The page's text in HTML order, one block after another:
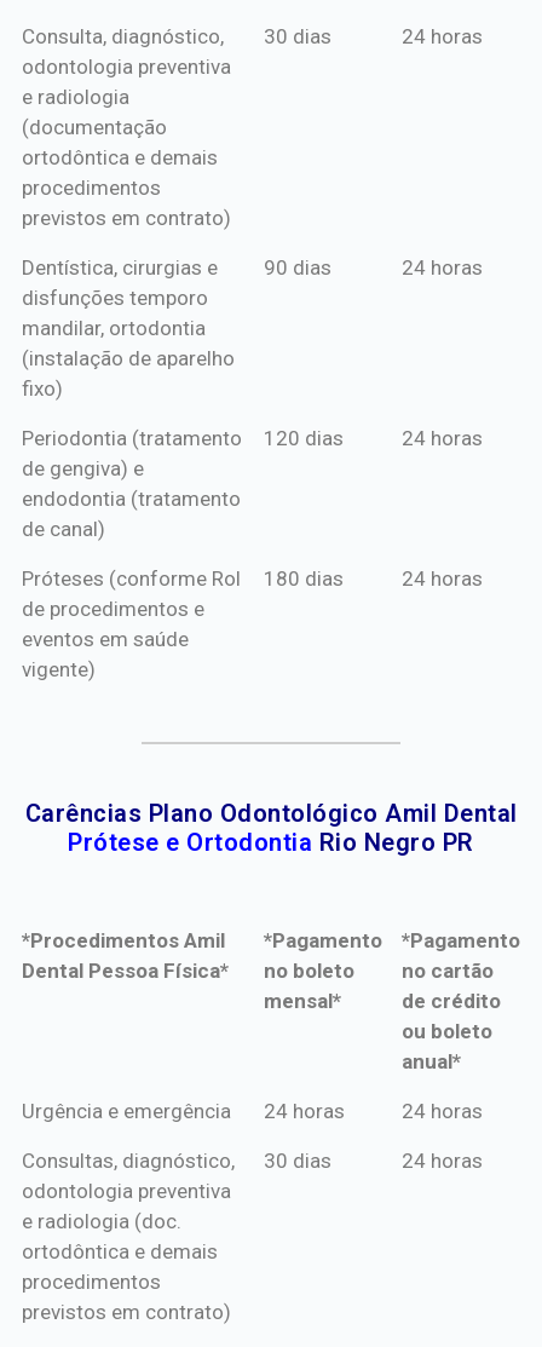
mensal*
de crédito
Consulta, diagnóstico,
odontologia preventiva
e radiologia
(documentação
ortodôntica e demais
procedimentos
previstos em contrato)
30 dias 24 horas
Dentística, cirurgias e
disfunções temporo
mandilar, ortodontia
(instalação de aparelho
fixo)
90 dias 24 horas
Periodontia (tratamento
de gengiva) e
endodontia (tratamento
de canal)
120 dias 24 horas
Próteses (conforme Rol
de procedimentos e
eventos em saúde
vigente)
180 dias 24 horas
Carências Plano Odontológico Amil Dental
Prótese e Ortodontia Rio Negro PR
*Procedimentos Amil
Dental Pessoa Física*
*Pagamento
no boleto
mensal*
*Pagamento
no cartão
de crédito
ou boleto
anual*
*Procedimentos Amil
*Pagamento
mensal*
*Pagamento
de crédito
Urgência e emergência 24 horas 24 horas
Consultas, diagnóstico,
odontologia preventiva
e radiologia (doc.
ortodôntica e demais
procedimentos
previstos em contrato)
30 dias 24 horas